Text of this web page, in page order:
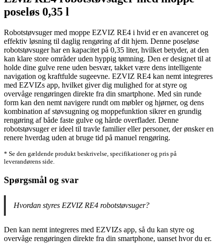
poseløs 0,35 l
Robotstøvsuger med moppe EZVIZ RE4 i hvid er en avanceret og
effektiv løsning til daglig rengøring af dit hjem. Denne poseløse
robotstøvsuger har en kapacitet på 0,35 liter, hvilket betyder, at den
kan klare store områder uden hyppig tømning. Den er designet til at
holde dine gulve rene uden besvær, takket være dens intelligente
navigation og kraftfulde sugeevne. EZVIZ RE4 kan nemt integreres
med EZVIZs app, hvilket giver dig mulighed for at styre og
overvåge rengøringen direkte fra din smartphone. Med sin runde
form kan den nemt navigere rundt om møbler og hjørner, og dens
kombination af støvsugning og moppefunktion sikrer en grundig
rengøring af både faste gulve og hårde overflader. Denne
robotstøvsuger er ideel til travle familier eller personer, der ønsker en
renere hverdag uden at bruge tid på manuel rengøring.
* Se den gældende produkt beskrivelse, specifikationer og pris på
leverandørens side.
Spørgsmål og svar
Hvordan styres EZVIZ RE4 robotstøvsuger?
Den kan nemt integreres med EZVIZs app, så du kan styre og
overvåge rengøringen direkte fra din smartphone, uanset hvor du er.